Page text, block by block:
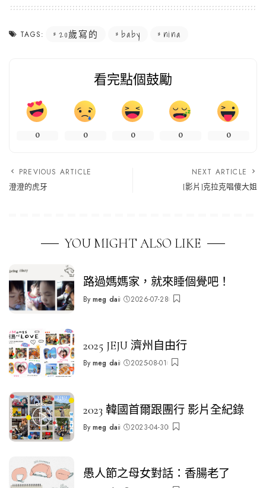
TAGS: 20歲寫的 baby nina
看完點個鼓勵
0 0 0 0 0
PREVIOUS ARTICLE
澄澄的虎牙
NEXT ARTICLE
[影片]克拉克唱傻大姐
YOU MIGHT ALSO LIKE
路過媽媽家，就來睡個覺吧！
Posted
By meg dai 2026-07-28
2025 JEJU 濟州自由行
Posted
By meg dai 2025-08-01
2023 韓國首爾跟團行 影片全紀錄
Posted
By meg dai 2023-04-30
愚人節之母女對話：香腸老了